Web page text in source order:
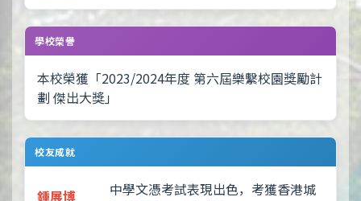
學校榮譽
本校榮獲「2023/2024年度 第六屆樂繫校園獎勵計
劃 傑出大獎」
校友成就
鍾展博
中學文憑考試表現出色，考獲香港城